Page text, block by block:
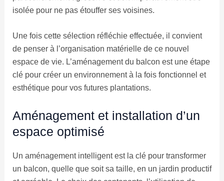
isolée pour ne pas étouffer ses voisines.
Une fois cette sélection réfléchie effectuée, il convient
de penser à l’organisation matérielle de ce nouvel
espace de vie. L’aménagement du balcon est une étape
clé pour créer un environnement à la fois fonctionnel et
esthétique pour vos futures plantations.
Aménagement et installation d’un
espace optimisé
Un aménagement intelligent est la clé pour transformer
un balcon, quelle que soit sa taille, en un jardin productif